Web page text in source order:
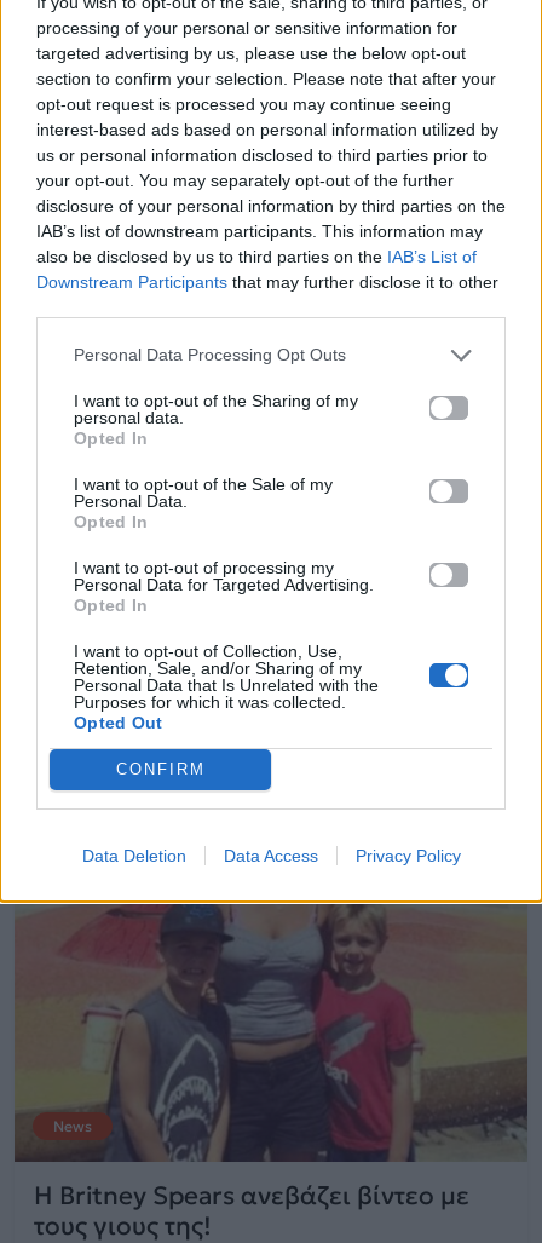
processing of your personal or sensitive information for
targeted advertising by us, please use the below opt-out
section to confirm your selection. Please note that after your
opt-out request is processed you may continue seeing
interest-based ads based on personal information utilized by
us or personal information disclosed to third parties prior to
your opt-out. You may separately opt-out of the further
disclosure of your personal information by third parties on the
IAB’s list of downstream participants. This information may
also be disclosed by us to third parties on the IAB’s List of
Downstream Participants that may further disclose it to other
Personal Data Processing Opt Outs
I want to opt-out of the Sharing of my
personal data.
Opted In
I want to opt-out of the Sale of my
Personal Data.
Opted In
I want to opt-out of processing my
Personal Data for Targeted Advertising.
Opted In
I want to opt-out of Collection, Use,
Retention, Sale, and/or Sharing of my
Personal Data that Is Unrelated with the
Purposes for which it was collected.
Opted Out
CONFIRM
Data Deletion Data Access Privacy Policy
συμμετέχουν στο #PowerOfLoveGR;
20.04.2018
News
O Στέλιος Κρητικός πριν μπει στο
Survivor φωτογραφήθηκε ημίγυμνος
μαζί με τους γιους του – Είναι όλοι
φέτες!
01.02.2018
News
Η Britney Spears ανεβάζει βίντεο με
τους γιους της!